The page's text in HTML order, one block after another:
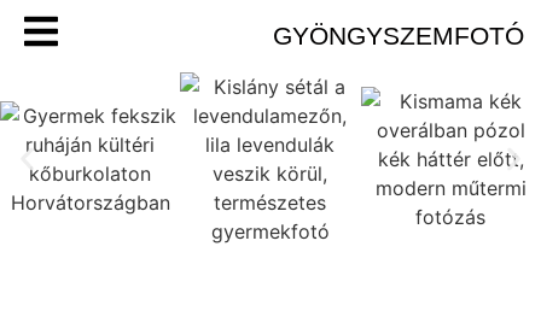
GYÖNGYSZEMFOTÓ